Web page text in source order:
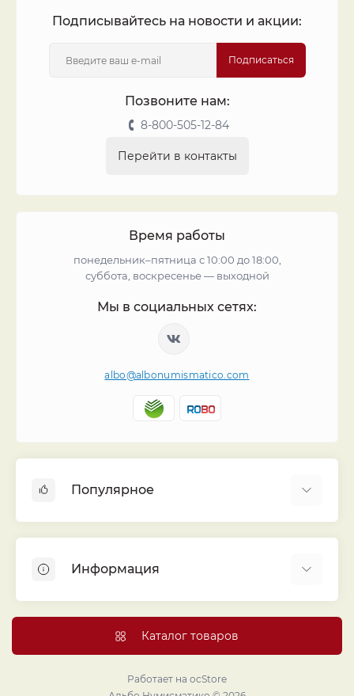
Подписывайтесь на новости и акции:
Подписаться
Позвоните нам:
8-800-505-12-84
Перейти в контакты
Время работы
понедельник–пятница с 10:00 до 18:00,
суббота, воскресенье — выходной
Мы в социальных сетях:
albo@albonumismatico.com
Популярное
Монеты
Банкноты
Листы для монет
Капсулы и холдеры
Проекты издательства
Информация
Договор публичной оферты
Политика конфиденциальности
Каталог товаров
Работает на ocStore